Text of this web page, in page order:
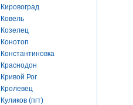
Кировоград
Ковель
Козелец
Конотоп
Константиновка
Краснодон
Кривой Рог
Кролевец
Куликов (пгт)